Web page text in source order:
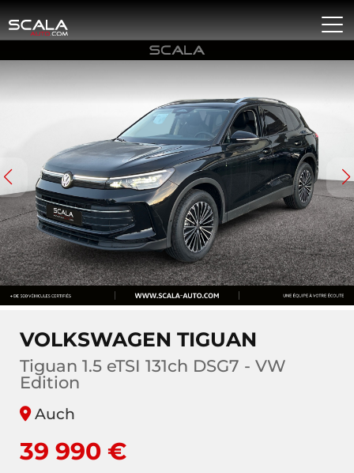
VOLKSWAGEN TIGUAN
Tiguan 1.5 eTSI 131ch DSG7 - VW
Edition
Auch
39 990 €